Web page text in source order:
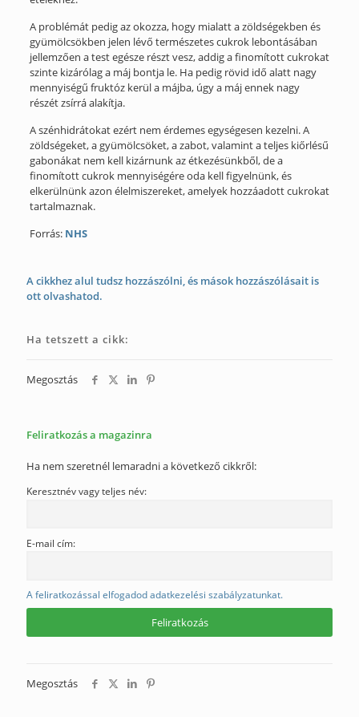
A problémát pedig az okozza, hogy mialatt a zöldségekben és
gyümölcsökben jelen lévő természetes cukrok lebontásában
jellemzően a test egésze részt vesz, addig a finomított cukrokat
szinte kizárólag a máj bontja le. Ha pedig rövid idő alatt nagy
mennyiségű fruktóz kerül a májba, úgy a máj ennek nagy
részét zsírrá alakítja.
A szénhidrátokat ezért nem érdemes egységesen kezelni. A
zöldségeket, a gyümölcsöket, a zabot, valamint a teljes kiőrlésű
gabonákat nem kell kizárnunk az étkezésünkből, de a
finomított cukrok mennyiségére oda kell figyelnünk, és
elkerülnünk azon élelmiszereket, amelyek hozzáadott cukrokat
tartalmaznak.
Forrás: NHS
A cikkhez alul tudsz hozzászólni, és mások hozzászólásait is
ott olvashatod.
Ha tetszett a cikk:
Megosztás
Feliratkozás a magazinra
Ha nem szeretnél lemaradni a következő cikkről:
Keresztnév vagy teljes név:
E-mail cím:
A feliratkozással elfogadod adatkezelési szabályzatunkat.
Megosztás